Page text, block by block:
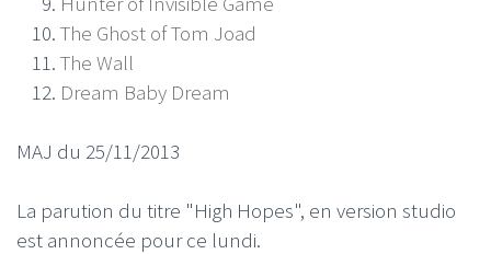
The Ghost of Tom Joad
The Wall
Dream Baby Dream
MAJ du 25/11/2013
La parution du titre "High Hopes", en version studio
est annoncée pour ce lundi.